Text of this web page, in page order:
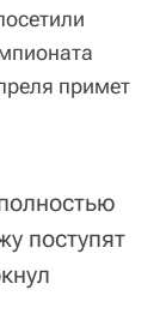
примет
поступят